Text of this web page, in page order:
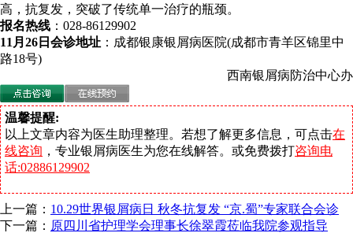
高，抗复发，突破了传统单一治疗的瓶颈。
报名热线 ：028-86129902
11月26日会诊地址 ：成都银康银屑病医院(成都市青羊区锦里中
路18号)
西南银屑病防治中心办
温馨提醒:
以上文章内容为医生助理整理。若想了解更多信息，可点击在
线咨询 ，专业银屑病医生为您在线解答。或免费拨打咨询电
话:02886129902
上一篇： 10.29世界银屑病日 秋冬抗复发 “京.蜀”专家联合会诊
下一篇： 原四川省护理学会理事长徐翠霞莅临我院参观指导